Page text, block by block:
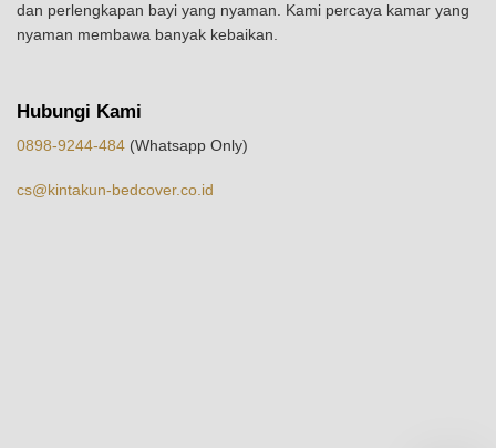
dan perlengkapan bayi yang nyaman. Kami percaya kamar yang
nyaman membawa banyak kebaikan.
Hubungi Kami
0898-9244-484 (Whatsapp Only)
cs@kintakun-bedcover.co.id